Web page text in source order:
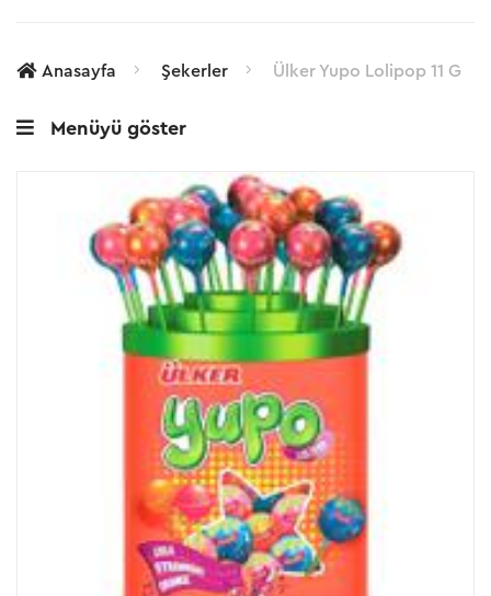
Anasayfa Şekerler Ülker Yupo Lolipop 11 G
Menüyü göster